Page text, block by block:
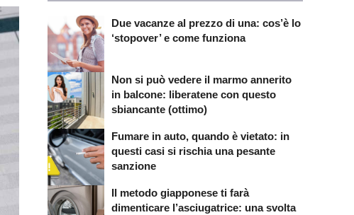
Due vacanze al prezzo di una: cos’è lo
‘stopover’ e come funziona
Non si può vedere il marmo annerito
in balcone: liberatene con questo
sbiancante (ottimo)
Fumare in auto, quando è vietato: in
questi casi si rischia una pesante
sanzione
Il metodo giapponese ti farà
dimenticare l’asciugatrice: una svolta